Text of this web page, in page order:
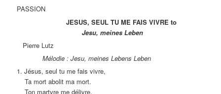
PASSION
JESUS, SEUL TU ME FAIS VIVRE to
Jesu, meines Leben
Pierre Lutz
Mélodie : Jesu, meines Lebens Leben
1. Jésus, seul tu me fais vivre,
Ta mort abolit ma mort.
Ton martyre me délivre,